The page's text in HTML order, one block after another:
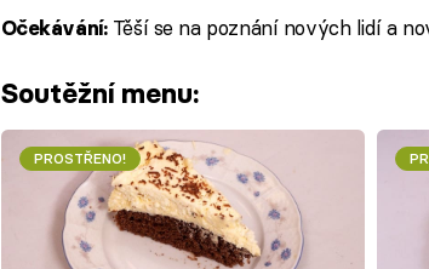
Očekávání:Těší se na poznání nových lidí a
Soutěžní menu:
PROSTŘENO!